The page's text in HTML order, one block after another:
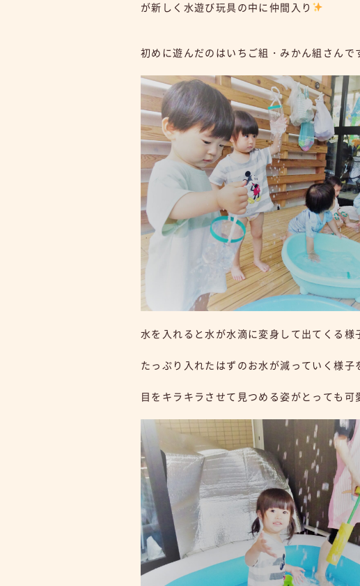
が新しく水遊び玩具の中に仲間入り
初めに遊んだのはいちご組・みかん組さんで
水を入れると水が水滴に変身して出てくる様
たっぷり入れたはずのお水が減っていく様子
目をキラキラさせて見つめる姿がとっても可